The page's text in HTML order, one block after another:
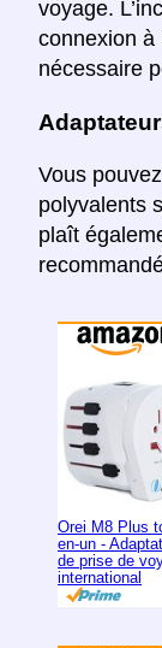
voyage.
connexion à
nécessaire
Vous
polyvalents
plaît
Orei M8 Plus
en-un -
de prise de
international